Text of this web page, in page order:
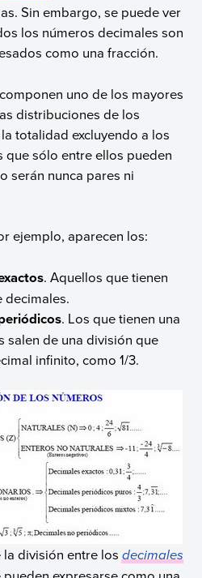
Sin embargo, se puede ver
los números decimales son
como una fracción.
uno de los mayores
distribuciones de los
totalidad excluyendo a los
sólo entre ellos pueden
serán nunca pares ni
ejemplo, aparecen los:
. Aquellos que tienen
decimales.
. Los que tienen una
salen de una división que
infinito, como 1/3.
división entre los decimales